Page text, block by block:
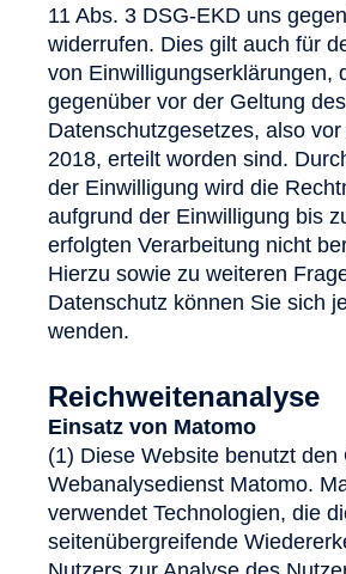
11 Abs. 3 DSG-EKD uns
widerrufen. Dies gilt auch für
von Einwilligungserklärungen,
gegenüber vor der Geltung
Datenschutzgesetzes, also
2018, erteilt worden sind.
der Einwilligung wird die
aufgrund der Einwilligung bis
erfolgten Verarbeitung nicht
Hierzu sowie zu weiteren
Datenschutz können Sie sich
wenden.
Reichweitenanalyse
Einsatz von Matomo
(1) Diese Website benutzt den
Webanalysedienst Matomo.
verwendet Technologien, die
seitenübergreifende